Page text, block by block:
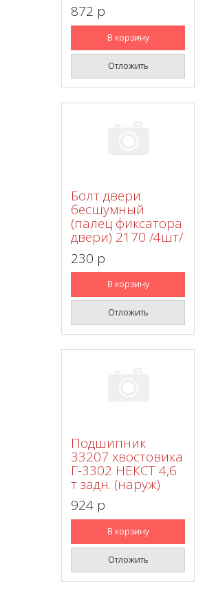
872 p
В корзину
Отложить
Болт двери
бесшумный
(палец фиксатора
двери) 2170 /4шт/
230 p
В корзину
Отложить
Подшипник
33207 хвостовика
Г-3302 НЕКСТ 4,6
т задн. (наруж)
924 p
В корзину
Отложить